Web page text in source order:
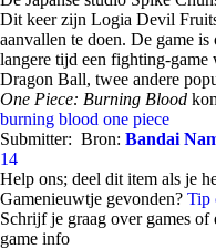
Dit keer zijn Logia Devil
aanvallen te doen. De game is
langere tijd een fighting-game
Dragon Ball, twee andere
One Piece: Burning Blood
burning blood one piece
Submitter: Bron: Bandai
14
Help ons; deel dit item als je
Gamenieuwtje gevonden? Tip
Schrijf je graag over games of
game info